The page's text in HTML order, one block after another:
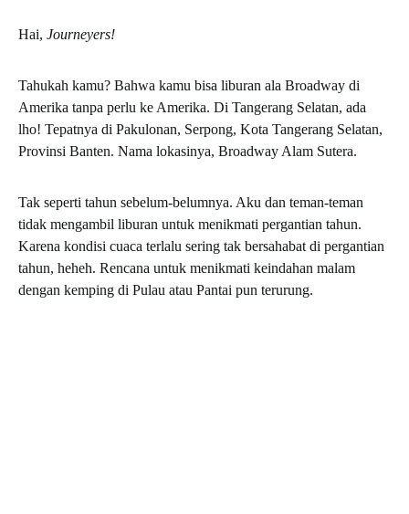
Hai, Journeyers!
Tahukah kamu? Bahwa kamu bisa liburan ala Broadway di
Amerika tanpa perlu ke Amerika. Di Tangerang Selatan, ada
lho! Tepatnya di Pakulonan, Serpong, Kota Tangerang Selatan,
Provinsi Banten. Nama lokasinya, Broadway Alam Sutera.
Tak seperti tahun sebelum-belumnya. Aku dan teman-teman
tidak mengambil liburan untuk menikmati pergantian tahun.
Karena kondisi cuaca terlalu sering tak bersahabat di pergantian
tahun, heheh. Rencana untuk menikmati keindahan malam
dengan kemping di Pulau atau Pantai pun terurung.